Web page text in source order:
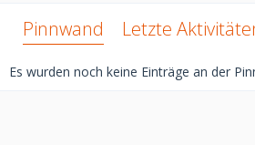
Pinnwand Letzte
Es wurden noch keine Einträge an der